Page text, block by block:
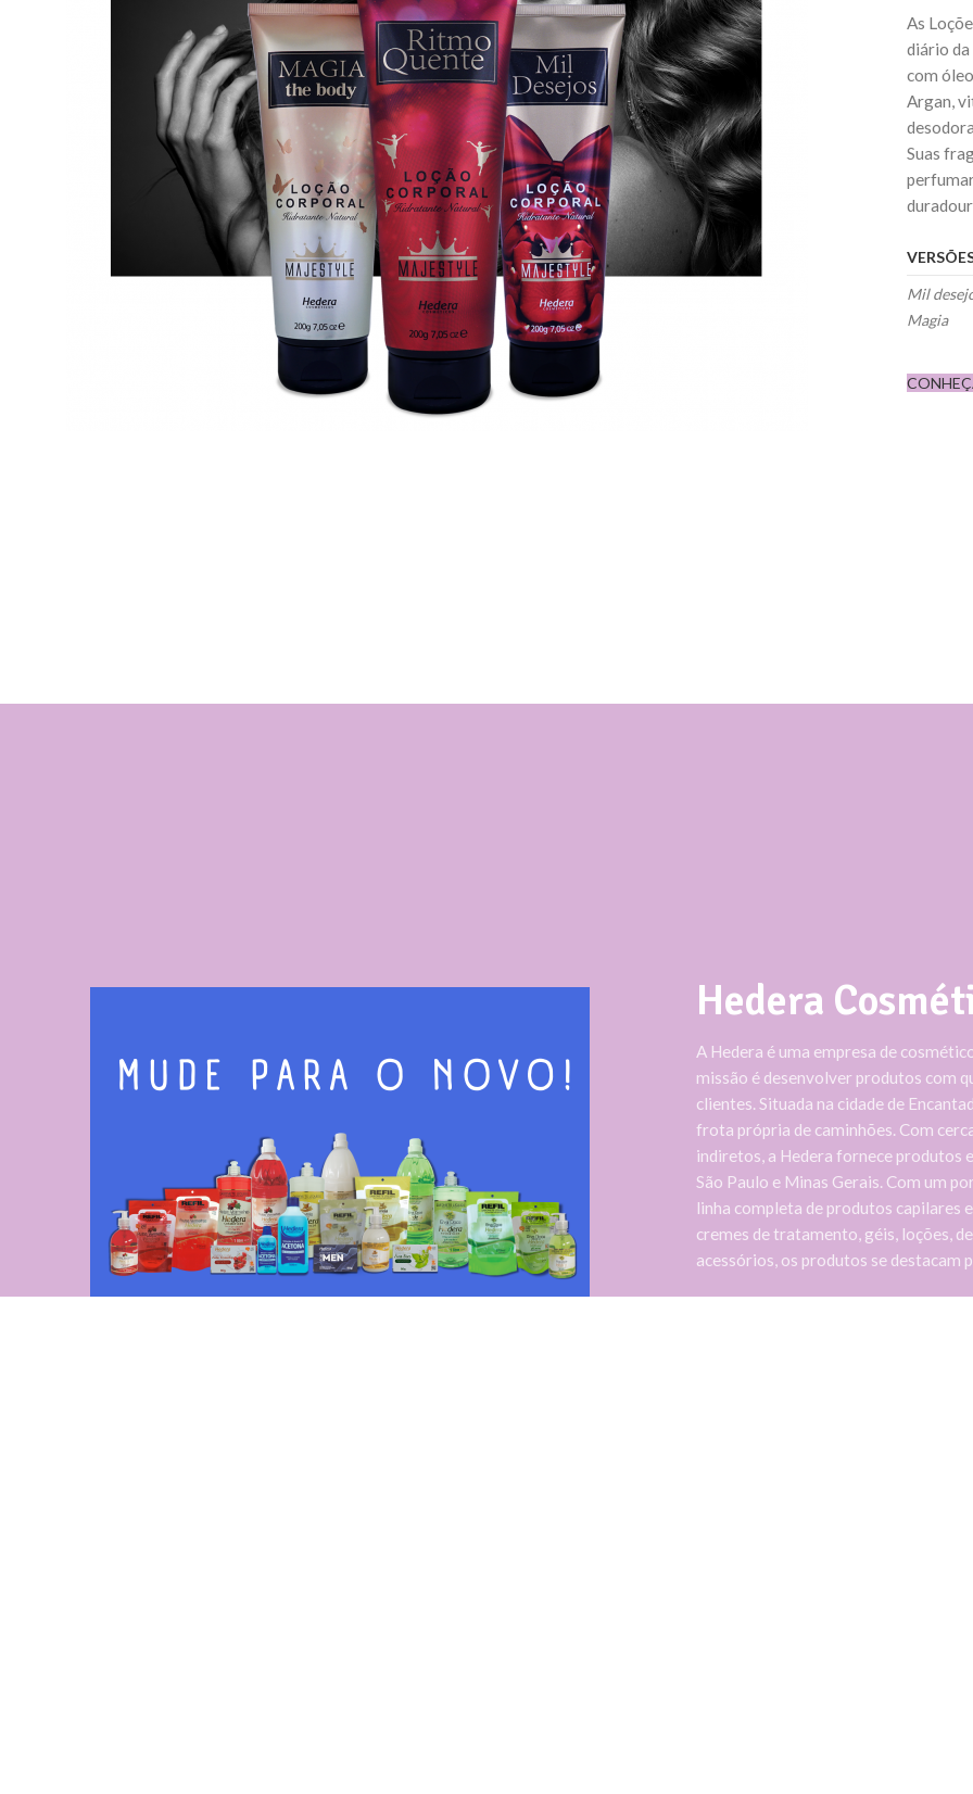
As
diário da
com
Argan,
Suas
Mil
Magia
Hedera
A Hedera é uma empresa de
missão é desenvolver produtos com
clientes. Situada na cidade de
frota própria de caminhões. Com
indiretos, a Hedera fornece produtos
São Paulo e Minas Gerais. Com um
linha completa de produtos capilares
cremes de tratamento, géis, loções,
acessórios, os produtos se destacam